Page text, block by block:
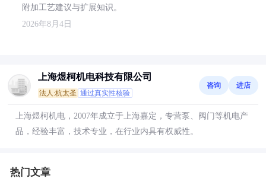
附加工艺建议与扩展知识。
2026年8月4日
上海煜柯机电科技有限公司
法人:杭太圣 通过真实性核验
咨询 进店
上海煜柯机电，2007年成立于上海嘉定，专营泵、阀门等机电产
品，经验丰富，技术专业，在行业内具有权威性。
热门文章